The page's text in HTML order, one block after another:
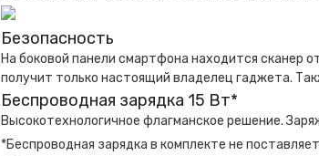
Безопасность
На боковой панели смартфона находится сканер
получит только настоящий владелец гаджета.
Беспроводная зарядка 15 Вт*
Высокотехнологичное флагманское решение.
*Беспроводная зарядка в комплекте не